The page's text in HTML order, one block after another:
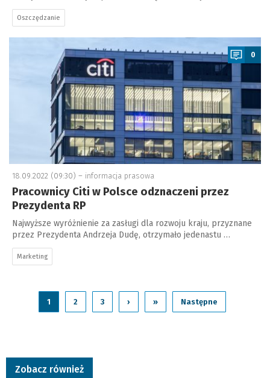
Oszczędzanie
a
0
18.09.2022 (09:30) – informacja prasowa
Pracownicy Citi w Polsce odznaczeni przez
Prezydenta RP
Najwyższe wyróżnienie za zasługi dla rozwoju kraju, przyznane
przez Prezydenta Andrzeja Dudę, otrzymało jedenastu …
Marketing
1 2 3 › » Następne
Zobacz również